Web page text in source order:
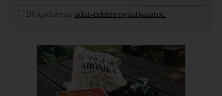
Elfogadom az adatvédelmi nyilatkozatot.